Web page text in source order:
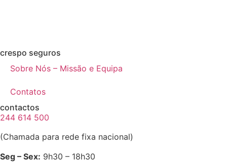
crespo seguros
Sobre Nós – Missão e Equipa
Contatos
contactos
244 614 500
(Chamada para rede fixa nacional)
Seg – Sex: 9h30 – 18h30